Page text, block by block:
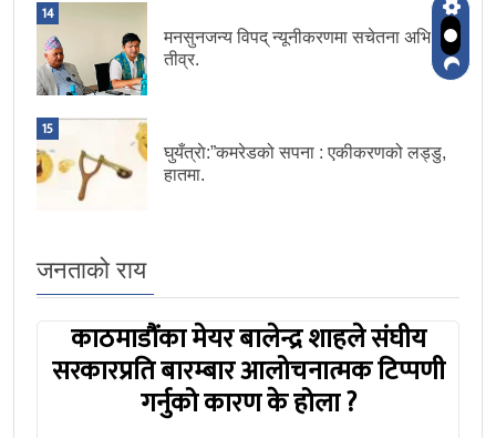
14
मनसुनजन्य विपद् न्यूनीकरणमा सचेतना अभियान
तीव्र.
15
घुयँत्राे:”कमरेडको सपना : एकीकरणको लड्डु,
हातमा.
जनताको राय
काठमाडौंका मेयर बालेन्द्र शाहले संघीय
सरकारप्रति बारम्बार आलोचनात्मक टिप्पणी
गर्नुको कारण के होला ?